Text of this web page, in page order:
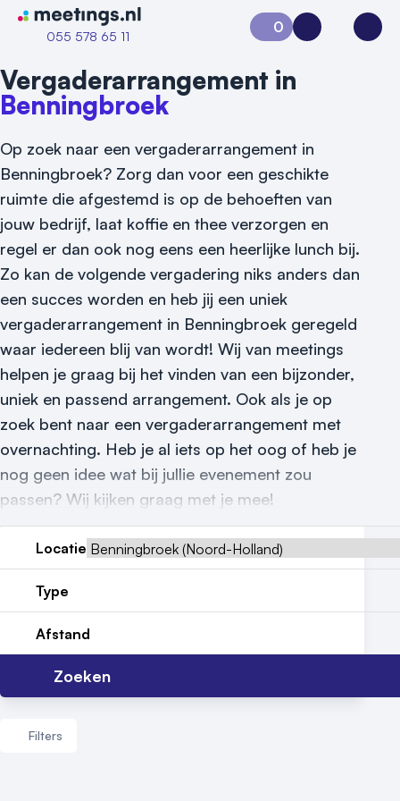
Naar home van Meetings
055 578 65 11
Vraag locatie aan
Locatiegids
Meld locatie aan
Nieuws
Reviews (5⭐️)
Contact
0
Aanvraag 0Inloggen
Vergaderarrangement in
Benningbroek
Op zoek naar een vergaderarrangement in
Benningbroek? Zorg dan voor een geschikte
ruimte die afgestemd is op de behoeften van
jouw bedrijf, laat koffie en thee verzorgen en
regel er dan ook nog eens een heerlijke lunch bij.
Zo kan de volgende vergadering niks anders dan
een succes worden en heb jij een uniek
vergaderarrangement in Benningbroek geregeld
waar iedereen blij van wordt! Wij van meetings
helpen je graag bij het vinden van een bijzonder,
uniek en passend arrangement. Ook als je op
zoek bent naar een vergaderarrangement met
overnachting. Heb je al iets op het oog of heb je
nog geen idee wat bij jullie evenement zou
passen? Wij kijken graag met je mee!
Locatie
Type
Afstand
Zoeken
Filters